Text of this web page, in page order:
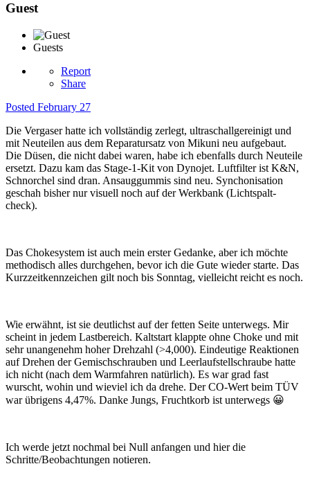
Guest
Guests
Report
Share
Posted February 27
Die Vergaser hatte ich vollständig zerlegt, ultraschallgereinigt und
mit Neuteilen aus dem Reparatursatz von Mikuni neu aufgebaut.
Die Düsen, die nicht dabei waren, habe ich ebenfalls durch Neuteile
ersetzt. Dazu kam das Stage-1-Kit von Dynojet. Luftfilter ist K&N,
Schnorchel sind dran. Ansauggummis sind neu. Synchonisation
geschah bisher nur visuell noch auf der Werkbank (Lichtspalt-
check).
Das Chokesystem ist auch mein erster Gedanke, aber ich möchte
methodisch alles durchgehen, bevor ich die Gute wieder starte. Das
Kurzzeitkennzeichen gilt noch bis Sonntag, vielleicht reicht es noch.
Wie erwähnt, ist sie deutlichst auf der fetten Seite unterwegs. Mir
scheint in jedem Lastbereich. Kaltstart klappte ohne Choke und mit
sehr unangenehm hoher Drehzahl (>4,000). Eindeutige Reaktionen
auf Drehen der Gemischschrauben und Leerlaufstellschraube hatte
ich nicht (nach dem Warmfahren natürlich). Es war grad fast
wurscht, wohin und wieviel ich da drehe. Der CO-Wert beim TÜV
war übrigens 4,47%. Danke Jungs, Fruchtkorb ist unterwegs 😀
Ich werde jetzt nochmal bei Null anfangen und hier die
Schritte/Beobachtungen notieren.